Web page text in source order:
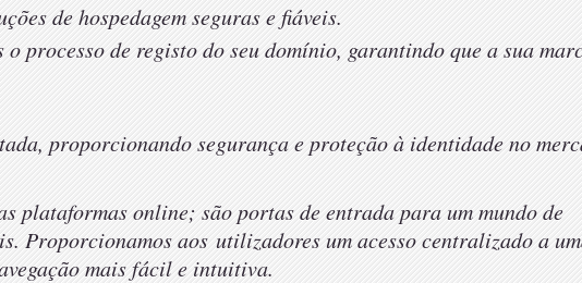
de hospedagem seguras e fiáveis.
processo de registo do seu domínio, garantindo que a sua
proporcionando segurança e proteção à identidade no
plataformas online; são portas de entrada para um mundo de
Proporcionamos aos utilizadoresum acesso centralizado a
mais fácil e intuitiva.